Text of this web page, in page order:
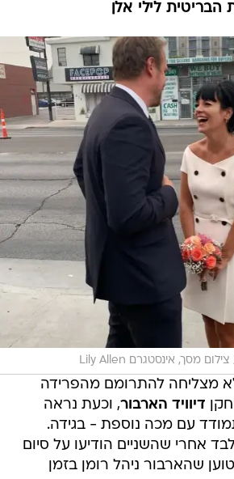
לילי אלן
צילום מסך, אינסטגרם Lily Allen
מצליחה להתרומם מהפרידה
דיוויד הארבור, וכעת נראה
עם מכה נוספת - בגידה.
אחרי שהשניים הודיעו על סיום
שהארבור ניהל רומן בזמן